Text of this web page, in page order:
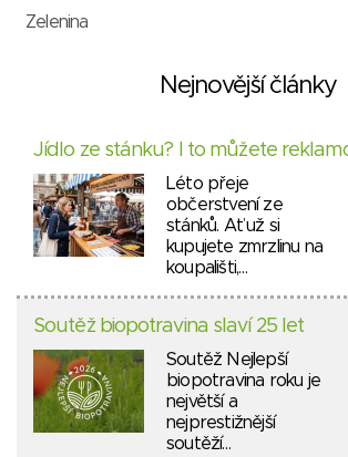
Zelenina
Nejnovější články
Jídlo ze stánku? I to můžete
Léto přeje
občerstvení ze
stánků. Ať už si
kupujete zmrzlinu na
koupališti,…
Soutěž biopotravina slaví 25 let
Soutěž Nejlepší
biopotravina roku je
největší a
nejprestižnější
soutěží…